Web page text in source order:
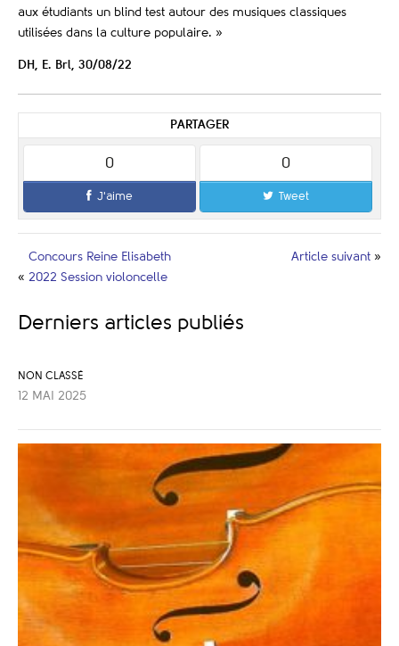
aux étudiants un blind test autour des musiques classiques
utilisées dans la culture populaire. »
DH, E. Brl, 30/08/22
PARTAGER
0
J'aime
0
Tweet
«
Concours Reine Elisabeth
2022 Session violoncelle
Article suivant »
Derniers articles publiés
NON CLASSÉ
12 MAI 2025